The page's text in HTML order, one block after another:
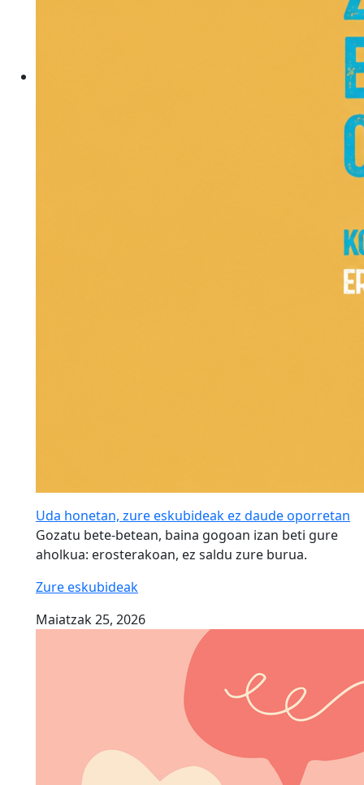
Uda honetan, zure eskubideak ez daude oporretan
Gozatu bete-betean, baina gogoan izan beti gure
aholkua: erosterakoan, ez saldu zure burua.
Zure eskubideak
Maiatzak 25, 2026